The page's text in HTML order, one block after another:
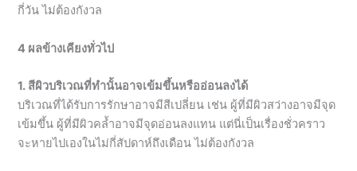
กี่วัน ไม่ต้องกังวล
4 ผลข้างเคียงทั่วไป
1. สีผิวบริเวณที่ทำนั้นอาจเข้มขึ้นหรืออ่อนลงได้
บริเวณที่ได้รับการรักษาอาจมีสีเปลี่ยน เช่น ผู้ที่มีผิวสว่างอาจมีจุด
เข้มขึ้น ผู้ที่มีผิวคล้ำอาจมีจุดอ่อนลงแทน แต่นี่เป็นเรื่องชั่วคราว
จะหายไปเองในไม่กี่สัปดาห์ถึงเดือน ไม่ต้องกังวล